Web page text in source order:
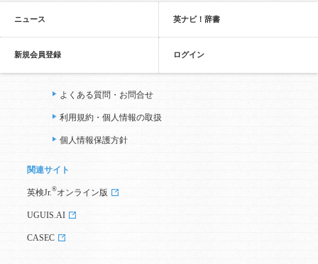
ニュース 英ナビ！辞書
新規会員登録 ログイン
よくある質問・お問合せ
利用規約・個人情報の取扱
個人情報保護方針
関連サイト
英検Jr. ®オンライン版
UGUIS.AI
CASEC